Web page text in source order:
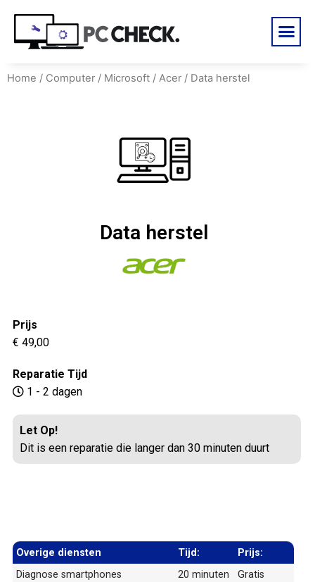
Home / Computer / Microsoft / Acer / Data herstel
Data herstel
Prijs
€ 49,00
Reparatie Tijd
1 - 2 dagen
Let Op!
Dit is een reparatie die langer dan 30 minuten duurt
Overige diensten Tijd:
Prijs:
Diagnose smartphones
20 minuten
Gratis